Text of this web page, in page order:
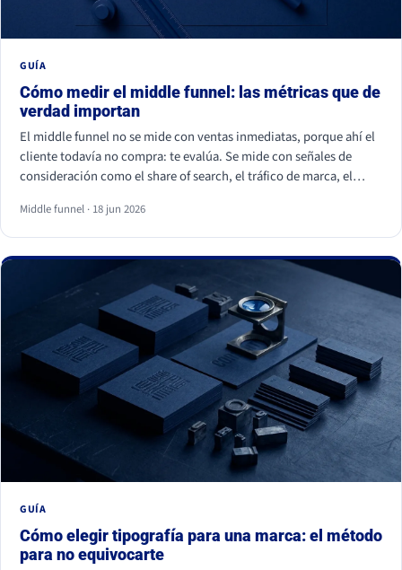
GUÍA
Cómo medir el middle funnel: las métricas que de
verdad importan
El middle funnel no se mide con ventas inmediatas, porque ahí el
cliente todavía no compra: te evalúa. Se mide con señales de
consideración como el share of search, el tráfico de marca, el
lead (MQL a SQL). Las impresiones, los likes y los seguidores no
cuentan: son volumen, no preferencia.
Middle funnel · 18 jun 2026
GUÍA
Cómo elegir tipografía para una marca: el método
para no equivocarte